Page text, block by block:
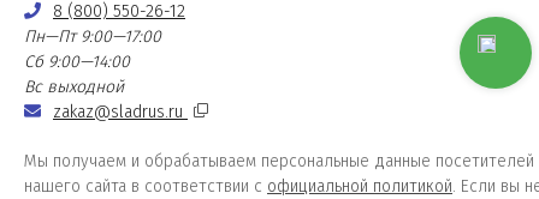
8 (800) 550-26-12
Пн—Пт 9:00—17:00
Сб 9:00—14:00
Вс выходной
zakaz@sladrus.ru
Мы получаем и обрабатываем персональные данные посетителей
нашего сайта в соответствии с официальной политикой. Если вы